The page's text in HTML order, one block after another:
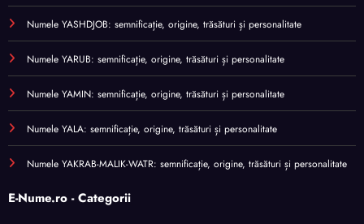
Numele YASHDJOB: semnificație, origine, trăsături și personalitate
Numele YARUB: semnificație, origine, trăsături și personalitate
Numele YAMIN: semnificație, origine, trăsături și personalitate
Numele YALA: semnificație, origine, trăsături și personalitate
Numele YAKRAB-MALIK-WATR: semnificație, origine, trăsături și personalitate
E-Nume.ro - Categorii